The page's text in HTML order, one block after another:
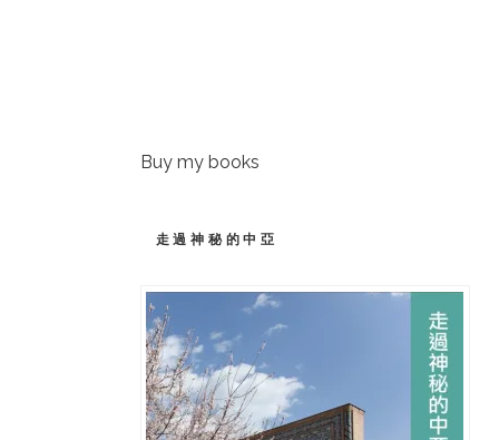
Buy my books
走過神秘的中亞